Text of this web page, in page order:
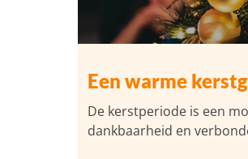
Een warme
De kerstperiode is een
dankbaarheid en